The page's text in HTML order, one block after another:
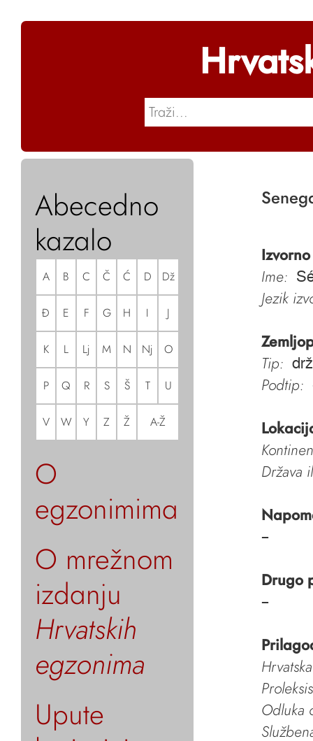
Abecedno
kazalo
A B C Č Ć D Dž
Đ E F G H I J
K L Lj M N Nj O
P Q R S Š T U
V W Y Z Ž A-Ž
O
egzonimima
O mrežnom
izdanju
Hrvatskih
egzonima
Upute
Ime:
Jezik
Tip:
Podtip:
Država
–
Drugo
–
Odluka